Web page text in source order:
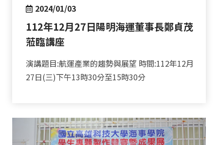
2024/01/03
112年12月27日陽明海運董事長鄭貞茂
蒞臨講座
演講題目:航運產業的趨勢與展望 時間:112年12月
27日(三)下午13時30分至15時30分